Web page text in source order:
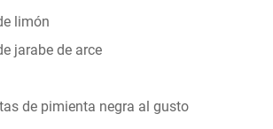
limón
jarabe de arce
de pimienta negra al gusto